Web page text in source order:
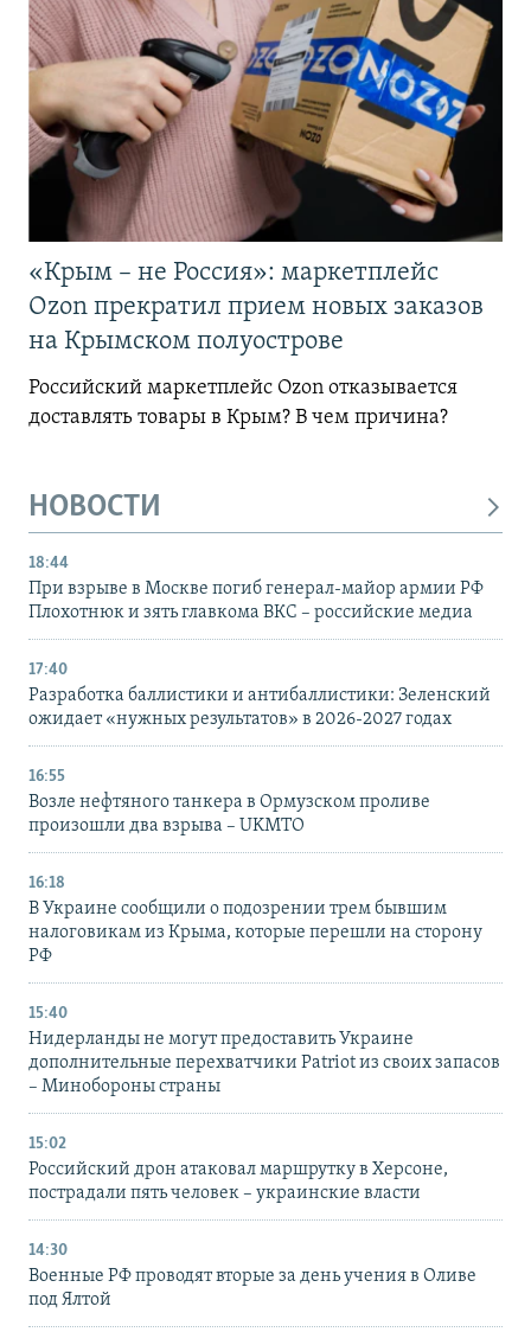
«Крым – не Россия»: маркетплейс
Ozon прекратил прием новых заказов
на Крымском полуострове
Российский маркетплейс Ozon отказывается
доставлять товары в Крым? В чем причина?
НОВОСТИ
18:44
При взрыве в Москве погиб генерал-майор армии РФ
Плохотнюк и зять главкома ВКС – российские медиа
17:40
Разработка баллистики и антибаллистики: Зеленский
ожидает «нужных результатов» в 2026-2027 годах
16:55
Возле нефтяного танкера в Ормузском проливе
произошли два взрыва – UKMTO
16:18
В Украине сообщили о подозрении трем бывшим
налоговикам из Крыма, которые перешли на сторону
РФ
15:40
Нидерланды не могут предоставить Украине
дополнительные перехватчики Patriot из своих запасов
– Минобороны страны
15:02
Российский дрон атаковал маршрутку в Херсоне,
пострадали пять человек – украинские власти
14:30
Военные РФ проводят вторые за день учения в Оливе
под Ялтой